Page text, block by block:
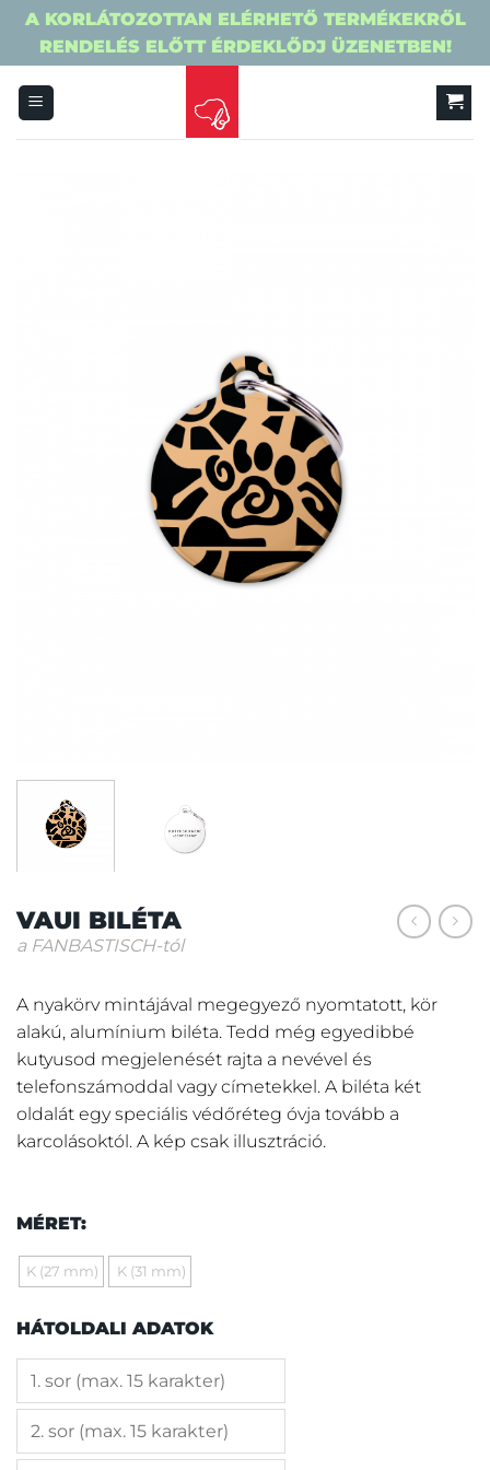
A KORLÁTOZOTTAN ELÉRHETŐ TERMÉKEKRŐL
RENDELÉS ELŐTT ÉRDEKLŐDJ ÜZENETBEN!
VAUI BILÉTA
a FANBASTISCH-tól
A nyakörv mintájával megegyező nyomtatott, kör
alakú, alumínium biléta. Tedd még egyedibbé
kutyusod megjelenését rajta a nevével és
telefonszámoddal vagy címetekkel. A biléta két
oldalát egy speciális védőréteg óvja tovább a
karcolásoktól. A kép csak illusztráció.
MÉRET:
K (27 mm) K (31 mm)
HÁTOLDALI ADATOK